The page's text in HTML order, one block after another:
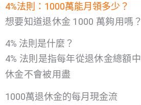
4%法則：1000萬能月領多少？
想要知道退休金 1000 萬夠用嗎
4% 法則是什麼？
4% 法則是指每年從退休金總額
休金不會被用盡
1000萬退休金的每月現金流